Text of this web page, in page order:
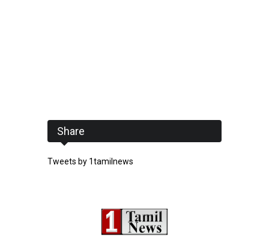
Share
Tweets by 1tamilnews